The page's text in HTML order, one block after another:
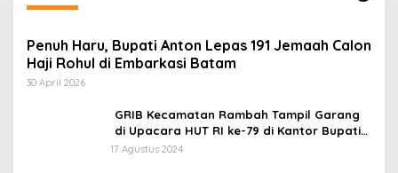
Penuh Haru, Bupati Anton Lepas 191 Jemaah Calon
Haji Rohul di Embarkasi Batam
30 April 2026
GRIB Kecamatan Rambah Tampil Garang
di Upacara HUT RI ke-79 di Kantor Bupati
Rokan Hulu!
17 Agustus 2024